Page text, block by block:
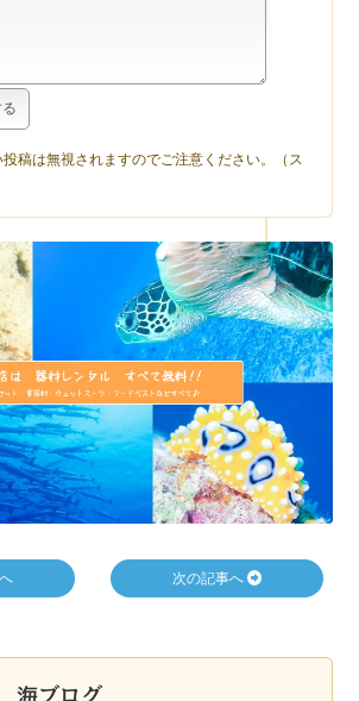
稿は無視されますのでご注意ください。（ス
次の記事へ